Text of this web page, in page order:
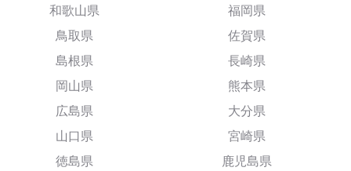
和歌山県
鳥取県
島根県
岡山県
広島県
山口県
徳島県
福岡県
佐賀県
長崎県
熊本県
大分県
宮崎県
鹿児島県